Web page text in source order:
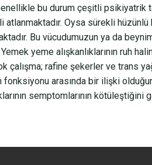
bu durum çeşitli psikiyatrik
atlanmaktadır. Oysa sürekli
Bu vücudumuzun ya da
yeme alışkanlıklarının ruh
çalışma; rafine şekerler ve trans
arasında bir ilişki
semptomlarının kötüleştiğini